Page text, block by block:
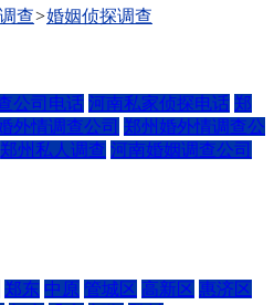
查>婚姻侦探调查
公司电话 河南私家侦探电话 郑
外情调查公司 郑州婚外情调查公
郑州私人调查 河南婚姻调查公司
郑东 中原 管城区 高新区 惠济区